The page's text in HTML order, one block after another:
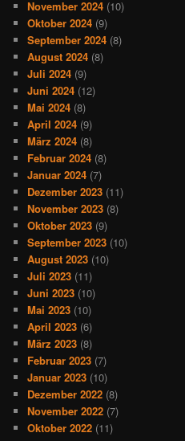
November 2024 (10)
Oktober 2024 (9)
September 2024 (8)
August 2024 (8)
Juli 2024 (9)
Juni 2024 (12)
Mai 2024 (8)
April 2024 (9)
März 2024 (8)
Februar 2024 (8)
Januar 2024 (7)
Dezember 2023 (11)
November 2023 (8)
Oktober 2023 (9)
September 2023 (10)
August 2023 (10)
Juli 2023 (11)
Juni 2023 (10)
Mai 2023 (10)
April 2023 (6)
März 2023 (8)
Februar 2023 (7)
Januar 2023 (10)
Dezember 2022 (8)
November 2022 (7)
Oktober 2022 (11)